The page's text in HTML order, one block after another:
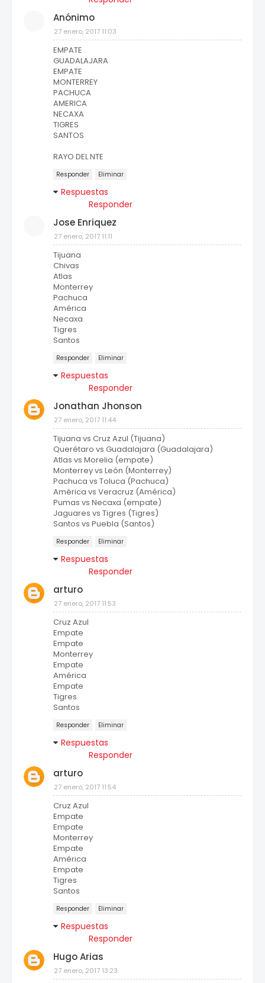
Anónimo
27 enero, 2017 11:03
EMPATE
GUADALAJARA
EMPATE
MONTERREY
PACHUCA
AMERICA
NECAXA
TIGRES
SANTOS
RAYO DEL NTE
Responder Eliminar
Respuestas
Responder
Jose Enriquez
27 enero, 2017 11:11
Tijuana
Chivas
Atlas
Monterrey
Pachuca
América
Necaxa
Tigres
Santos
Responder Eliminar
Respuestas
Responder
Jonathan Jhonson
27 enero, 2017 11:44
Tijuana vs Cruz Azul (Tijuana)
Querétaro vs Guadalajara (Guadalajara)
Atlas vs Morelia (empate)
Monterrey vs León (Monterrey)
Pachuca vs Toluca (Pachuca)
América vs Veracruz (América)
Pumas vs Necaxa (empate)
Jaguares vs Tigres (Tigres)
Santos vs Puebla (Santos)
Responder Eliminar
Respuestas
Responder
arturo
27 enero, 2017 11:53
Cruz Azul
Empate
Empate
Monterrey
Empate
América
Empate
Tigres
Santos
Responder Eliminar
Respuestas
Responder
arturo
27 enero, 2017 11:54
Cruz Azul
Empate
Empate
Monterrey
Empate
América
Empate
Tigres
Santos
Responder Eliminar
Respuestas
Responder
Hugo Arias
27 enero, 2017 13:23